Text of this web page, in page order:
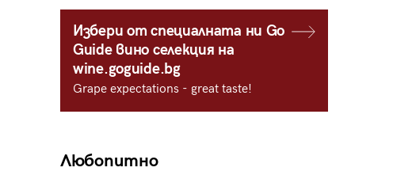
Избери от специалната ни Go
Guide вино селекция на
wine.goguide.bg
Grape expectations - great taste!
Любопитно